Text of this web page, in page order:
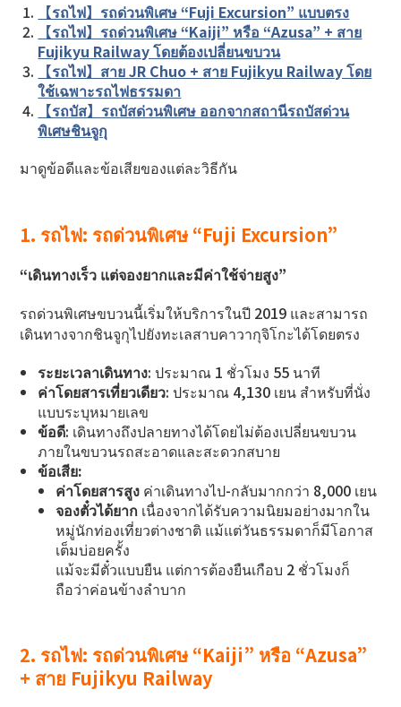
【รถไฟ】รถด่วนพิเศษ “Fuji Excursion” แบบตรง
【รถไฟ】รถด่วนพิเศษ “Kaiji” หรือ “Azusa” + สาย
Fujikyu Railway โดยต้องเปลี่ยนขบวน
【รถไฟ】สาย JR Chuo + สาย Fujikyu Railway โดย
ใช้เฉพาะรถไฟธรรมดา
【รถบัส】รถบัสด่วนพิเศษ ออกจากสถานีรถบัสด่วน
พิเศษชินจูกุ
มาดูข้อดีและข้อเสียของแต่ละวิธีกัน
1. รถไฟ: รถด่วนพิเศษ “Fuji Excursion”
“เดินทางเร็ว แต่จองยากและมีค่าใช้จ่ายสูง”
รถด่วนพิเศษขบวนนี้เริ่มให้บริการในปี 2019 และสามารถ
เดินทางจากชินจูกุไปยังทะเลสาบคาวากุจิโกะได้โดยตรง
ระยะเวลาเดินทาง: ประมาณ 1 ชั่วโมง 55 นาที
ค่าโดยสารเที่ยวเดียว: ประมาณ 4,130 เยน สำหรับที่นั่ง
แบบระบุหมายเลข
ข้อดี: เดินทางถึงปลายทางได้โดยไม่ต้องเปลี่ยนขบวน
ภายในขบวนรถสะอาดและสะดวกสบาย
ข้อเสีย:
ค่าโดยสารสูง ค่าเดินทางไป-กลับมากกว่า 8,000 เยน
จองตั๋วได้ยาก เนื่องจากได้รับความนิยมอย่างมากใน
หมู่นักท่องเที่ยวต่างชาติ แม้แต่วันธรรมดาก็มีโอกาส
เต็มบ่อยครั้ง
แม้จะมีตั๋วแบบยืน แต่การต้องยืนเกือบ 2 ชั่วโมงก็
ถือว่าค่อนข้างลำบาก
2. รถไฟ: รถด่วนพิเศษ “Kaiji” หรือ “Azusa”
+ สาย Fujikyu Railway